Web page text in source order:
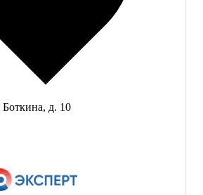
Боткина, д. 10